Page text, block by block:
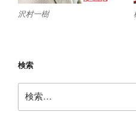
沢村一樹
検索
索: